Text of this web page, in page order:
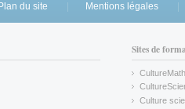
Plan du site Mentions légales
Sites de
CultureMath
(link is
(link is
Culture